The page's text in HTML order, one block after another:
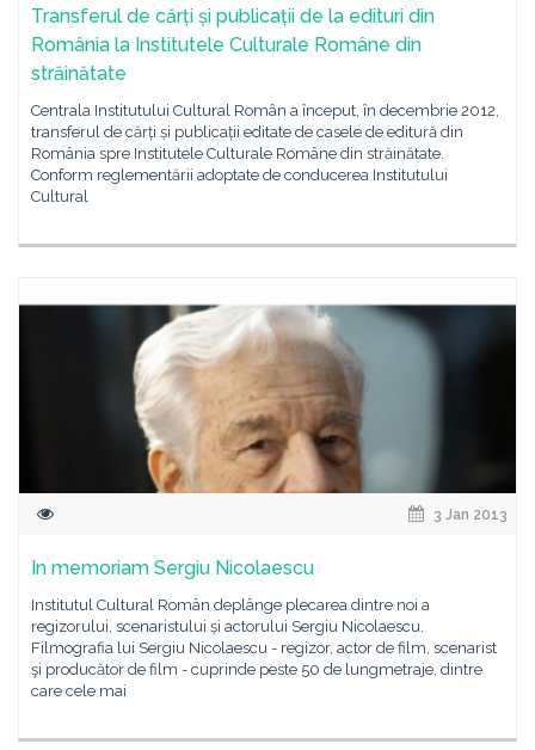
Transferul de cărți și publicații de la edituri din
România la Institutele Culturale Române din
străinătate
Centrala Institutului Cultural Român a început, în decembrie 2012,
transferul de cărți și publicații editate de casele de editură din
România spre Institutele Culturale Române din străinătate.
Conform reglementării adoptate de conducerea Institutului
Cultural
3 Jan 2013
In memoriam Sergiu Nicolaescu
Institutul Cultural Român deplânge plecarea dintre noi a
regizorului, scenaristului și actorului Sergiu Nicolaescu.
Filmografia lui Sergiu Nicolaescu - regizor, actor de film, scenarist
şi producător de film - cuprinde peste 50 de lungmetraje, dintre
care cele mai